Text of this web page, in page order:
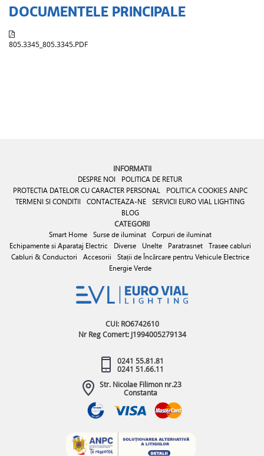
DOCUMENTELE PRINCIPALE
805.3345_805.3345.PDF
INFORMATII
DESPRE NOI
POLITICA DE RETUR
PROTECTIA DATELOR CU CARACTER PERSONAL
POLITICA COOKIES ANPC
TERMENI SI CONDITII
CONTACTEAZA-NE SERVICII EURO VIAL LIGHTING
BLOG
CATEGORII
Smart Home Surse de iluminat
Corpuri de iluminat
Echipamente si Aparataj Electric
Diverse Unelte Paratrasnet
Trasee cabluri
Cabluri & Conductori
Accesorii
Stații de Încărcare pentru Vehicule Electrice
Energie Verde
CUI: RO6742610
Nr Reg Comert: J1994005279134
0241 55.81.81
0241 51.66.11
Str. Nicolae Filimon nr.23
Constanta